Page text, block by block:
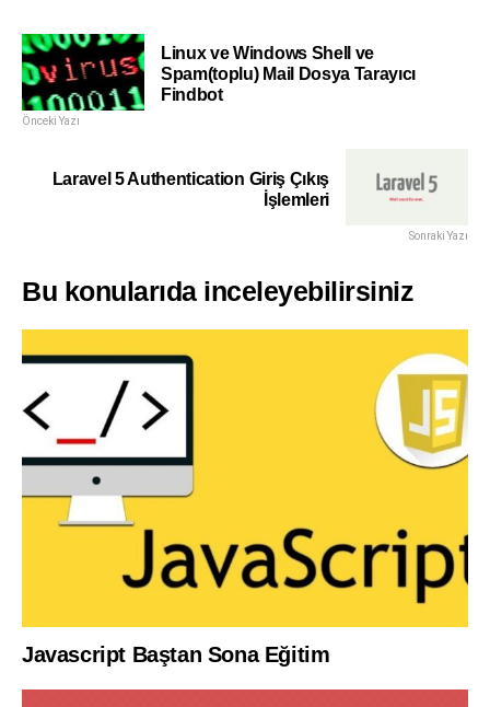
Linux ve Windows Shell ve
Spam(toplu) Mail Dosya Tarayıcı
Findbot
Önceki Yazı
Laravel 5 Authentication Giriş Çıkış
İşlemleri
Sonraki Yazı
Bu konularıda inceleyebilirsiniz
Javascript Baştan Sona Eğitim